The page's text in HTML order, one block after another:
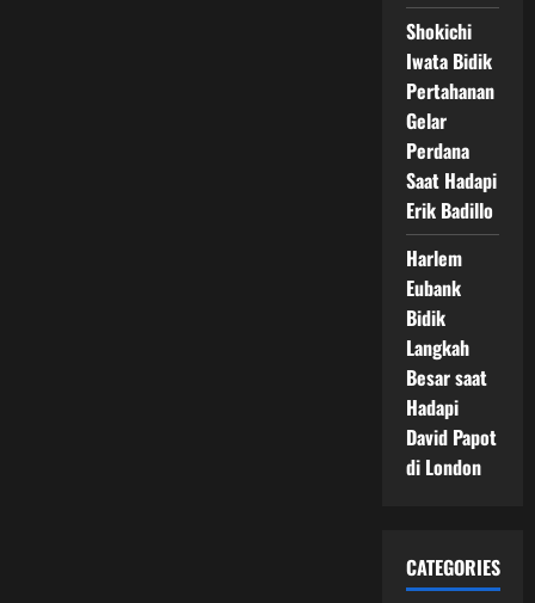
Shokichi
Iwata Bidik
Pertahanan
Gelar
Perdana
Saat Hadapi
Erik Badillo
Harlem
Eubank
Bidik
Langkah
Besar saat
Hadapi
David Papot
di London
CATEGORIES